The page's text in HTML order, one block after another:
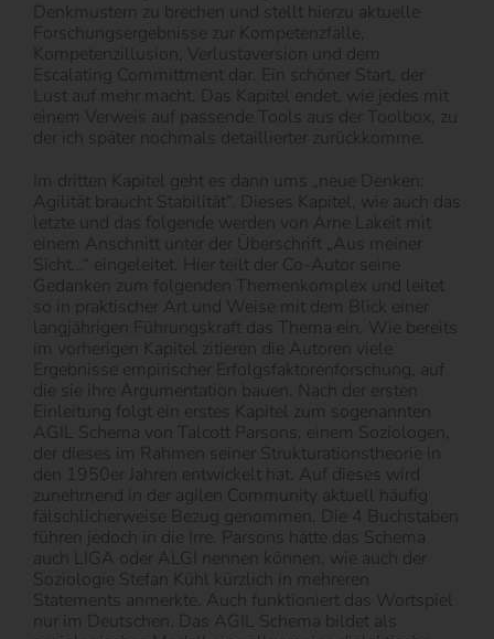
Denkmustern zu brechen und stellt hierzu aktuelle
Forschungsergebnisse zur Kompetenzfalle,
Kompetenzillusion, Verlustaversion und dem
Escalating Committment dar. Ein schöner Start, der
Lust auf mehr macht. Das Kapitel endet, wie jedes mit
einem Verweis auf passende Tools aus der Toolbox, zu
der ich später nochmals detaillierter zurückkomme.
Im dritten Kapitel geht es dann ums „neue Denken:
Agilität braucht Stabilität“. Dieses Kapitel, wie auch das
letzte und das folgende werden von Arne Lakeit mit
einem Anschnitt unter der Überschrift „Aus meiner
Sicht…“ eingeleitet. Hier teilt der Co-Autor seine
Gedanken zum folgenden Themenkomplex und leitet
so in praktischer Art und Weise mit dem Blick einer
langjährigen Führungskraft das Thema ein. Wie bereits
im vorherigen Kapitel zitieren die Autoren viele
Ergebnisse empirischer Erfolgsfaktorenforschung, auf
die sie ihre Argumentation bauen. Nach der ersten
Einleitung folgt ein erstes Kapitel zum sogenannten
AGIL Schema von Talcott Parsons, einem Soziologen,
der dieses im Rahmen seiner Strukturationstheorie in
den 1950er Jahren entwickelt hat. Auf dieses wird
zunehmend in der agilen Community aktuell häufig
fälschlicherweise Bezug genommen. Die 4 Buchstaben
führen jedoch in die Irre. Parsons hätte das Schema
auch LIGA oder ALGI nennen können, wie auch der
Soziologie Stefan Kühl kürzlich in mehreren
Statements anmerkte. Auch funktioniert das Wortspiel
nur im Deutschen. Das AGIL Schema bildet als